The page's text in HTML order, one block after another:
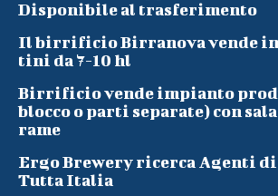
Disponibile al trasferimento
Il birrificio Birranova vende
tini da 7-10 hl
Birrificio vende impianto
blocco o parti separate) con
rame
Ergo Brewery ricerca Agenti di
Tutta Italia